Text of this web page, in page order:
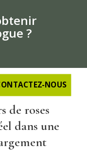
?
NOUS
de roses
dans une